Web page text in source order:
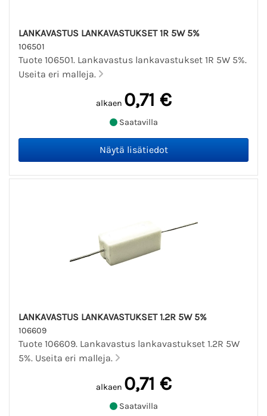
LANKAVASTUS LANKAVASTUKSET 1R 5W 5%
106501
Tuote 106501. Lankavastus lankavastukset 1R 5W 5%.
Useita eri malleja.
alkaen 0,71 €
Saatavilla
LANKAVASTUS LANKAVASTUKSET 1.2R 5W 5%
106609
Tuote 106609. Lankavastus lankavastukset 1.2R 5W
5%. Useita eri malleja.
alkaen 0,71 €
Saatavilla